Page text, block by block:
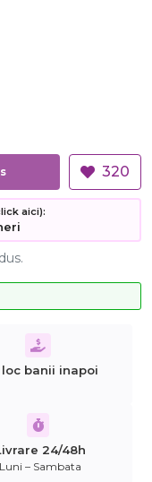
320
aici):
loc banii inapoi
24/48h
Luni – Sambata